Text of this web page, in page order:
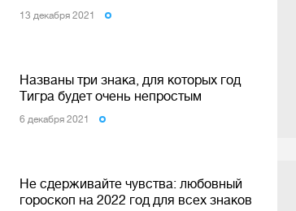
13 декабря 2021
Названы три знака, для которых год
Тигра будет очень непростым
6 декабря 2021
Не сдерживайте чувства: любовный
гороскоп на 2022 год для всех знаков